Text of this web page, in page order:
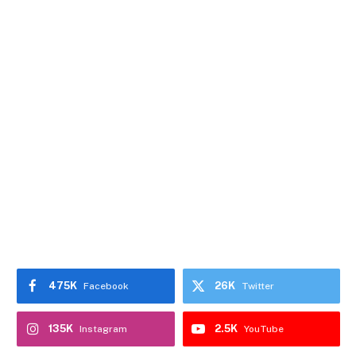
Facebook
475K Twitter
26K
Instagram
135K YouTube
2.5K